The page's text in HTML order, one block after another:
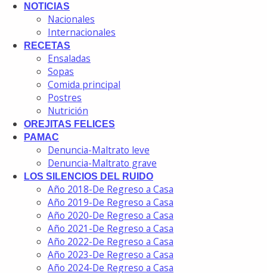
NOTICIAS
Nacionales
Internacionales
RECETAS
Ensaladas
Sopas
Comida principal
Postres
Nutrición
OREJITAS FELICES
PAMAC
Denuncia-Maltrato leve
Denuncia-Maltrato grave
LOS SILENCIOS DEL RUIDO
Año 2018-De Regreso a Casa
Año 2019-De Regreso a Casa
Año 2020-De Regreso a Casa
Año 2021-De Regreso a Casa
Año 2022-De Regreso a Casa
Año 2023-De Regreso a Casa
Año 2024-De Regreso a Casa